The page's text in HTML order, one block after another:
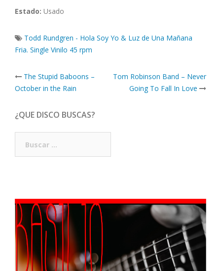
Estado: Usado
Todd Rundgren - Hola Soy Yo & Luz de Una Mañana
Fria. Single Vinilo 45 rpm
Post
navigation
The Stupid Baboons –
October in the Rain
Tom Robinson Band – Never
Going To Fall In Love
¿QUE DISCO BUSCAS?